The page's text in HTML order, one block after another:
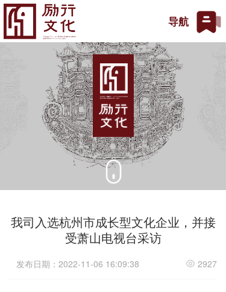
T
o
g
o
导航
我司入选杭州市成长型文化企业，并接
受萧山电视台采访
发布日期：2022-11-06 16:09:38 2927